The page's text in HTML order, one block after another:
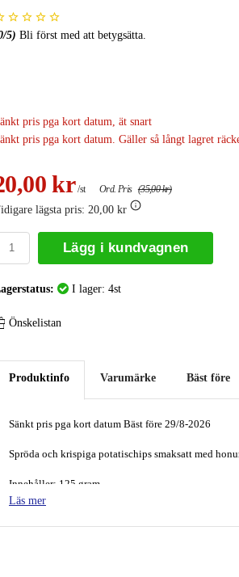
/5) Bli först med att betygsätta.
pris pga kort datum, ät snart
pris pga kort datum. Gäller så långt lagret
kr /st Ord. Pris (35,00 kr)
lägsta pris: 20,00 kr
Lägg i kundvagnen
I lager: 4st
Önskelistan
Produktinfo Varumärke Bäst före
Sänkt pris pga kort datum Bäst före 29/8-2026
Spröda och krispiga potatischips smaksatt med
Innehåller: 125 gram
Ursprung: Spain
Läs mer